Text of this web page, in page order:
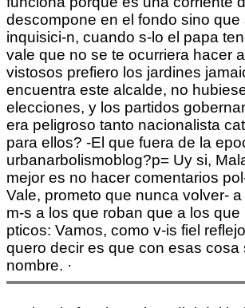
descompone en el fondo sino
inquisici-n, cuando s-lo el papa
vale que no se te ocurriera hacer
vistosos prefiero los jardines
encuentra este alcalde, no
elecciones, y los partidos
era peligroso tanto nacionalista
para ellos? -El que fuera de la
urbanarbolismoblog?p= Uy si,
mejor es no hacer comentarios
Vale, prometo que nunca volver-
m-s a los que roban que a los
pticos: Vamos, como v-is fiel
quero decir es que con esas
nombre. ·